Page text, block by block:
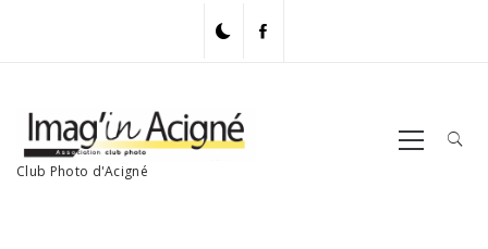
Club Photo d'Acigné
Primary
Menu